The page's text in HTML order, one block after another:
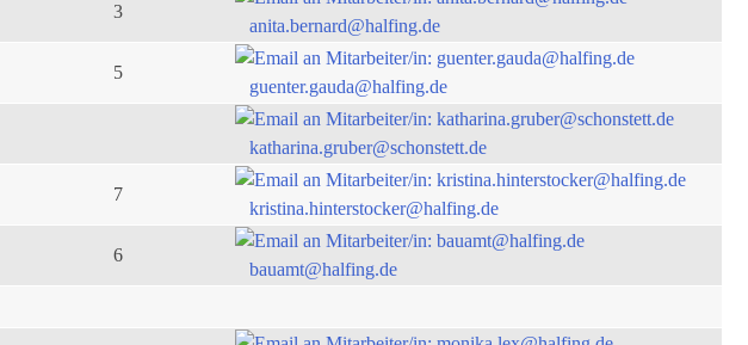
3
anita.bernard@halfing.de
5
guenter.gauda@halfing.de
katharina.gruber@schonstett.de
7
kristina.hinterstocker@halfing.de
6
bauamt@halfing.de